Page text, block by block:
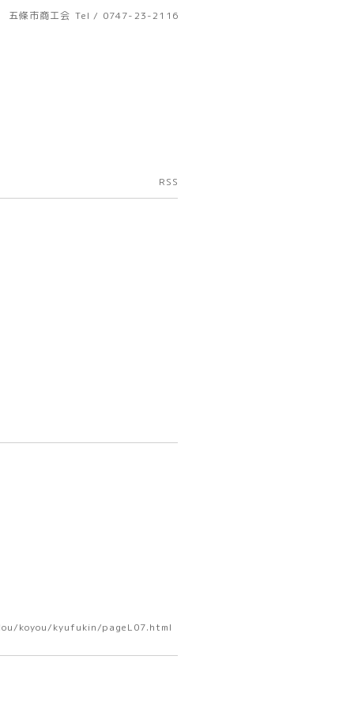
五條市商工会 Tel / 0747-23-2116
RSS
koyou/kyufukin/pageL07.html